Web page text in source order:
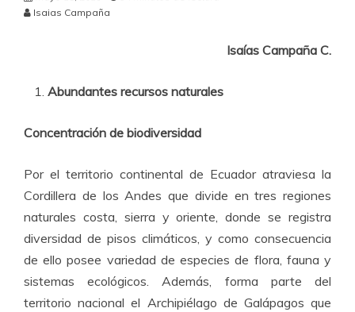
Isaias Campaña
Isaías Campaña C.
Abundantes recursos naturales
Concentración de biodiversidad
Por el territorio continental de Ecuador atraviesa la
Cordillera de los Andes que divide en tres regiones
naturales costa, sierra y oriente, donde se registra
diversidad de pisos climáticos, y como consecuencia
de ello posee variedad de especies de flora, fauna y
sistemas ecológicos. Además, forma parte del
territorio nacional el Archipiélago de Galápagos que